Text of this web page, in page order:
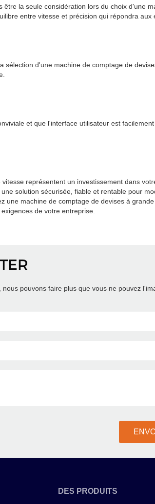
être la seule considération lors du choix d'une
entre vitesse et précision qui répondra aux
sélection d'une machine de comptage de
et que l'interface utilisateur est
représentent un investissement dans
solution sécurisée, fiable et rentable pour
une machine de comptage de devises à
de votre entreprise.
pouvons faire plus que vous ne pouvez
DES PRODUITS